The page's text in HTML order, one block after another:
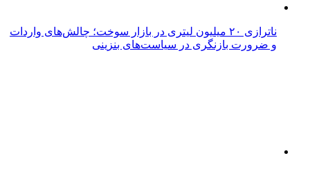
ناترازی ۲۰ میلیون لیتری در بازار سوخت؛ چالش‌های واردات
و ضرورت بازنگری در سیاست‌های بنزینی